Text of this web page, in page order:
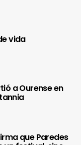
vida
a Ourense en
que Paredes